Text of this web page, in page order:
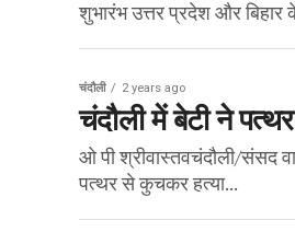
शुभारंभ उत्तर प्रदेश और बिहार
चंदौली 2 years ago
चंदौली में बेटी ने
ओ पी श्रीवास्तवचंदौली/संसद
पत्थर से कुचकर हत्या...